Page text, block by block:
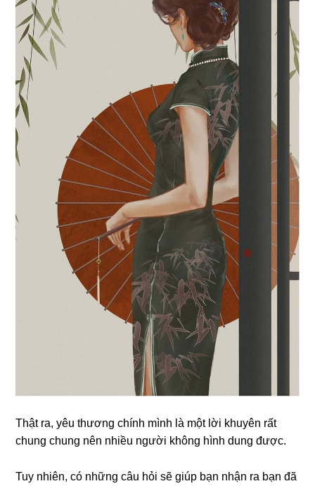
Thật ra, yêu thương chính mình là một lời khuyên rất
chung chung nên nhiều người không hình dung được.
Tuy nhiên, có những câu hỏi sẽ giúp bạn nhận ra bạn đã